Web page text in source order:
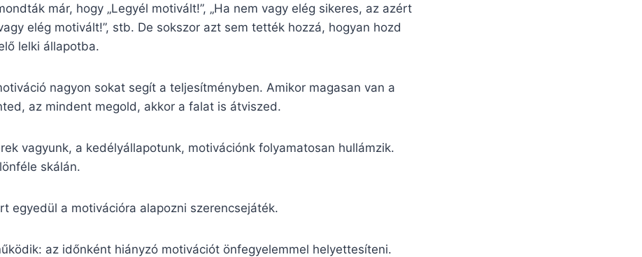
már, hogy „Legyél motivált!”, „Ha nem vagy elég sikeres, az azért
elég motivált!”, stb. De sokszor azt sem tették hozzá, hogyan hozd
lelki állapotba.
nagyon sokat segít a teljesítményben. Amikor magasan van a
az mindent megold, akkor a falat is átviszed.
vagyunk, a kedélyállapotunk, motivációnk folyamatosan hullámzik.
skálán.
egyedül a motivációra alapozni szerencsejáték.
az időnként hiányzó motivációt önfegyelemmel helyettesíteni.